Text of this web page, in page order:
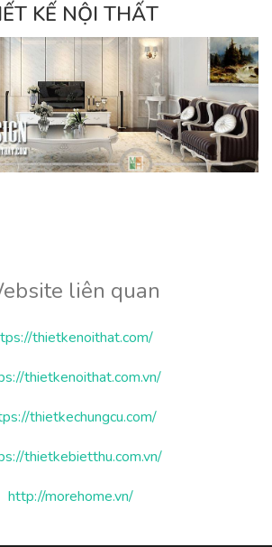
KẾ NỘI THẤT
liên quan
thietkenoithat.com/
thietkenoithat.com.vn/
thietkechungcu.com/
thietkebietthu.com.vn/
http://morehome.vn/